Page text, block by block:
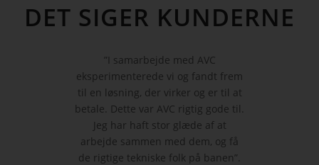
DET SIGER KUNDERNE
”I samarbejde med AVC
eksperimenterede vi og fandt frem
til en løsning, der virker og er til at
betale. Dette var AVC rigtig gode til.
Jeg har haft stor glæde af at
arbejde sammen med dem, og få
de rigtige tekniske folk på banen”.